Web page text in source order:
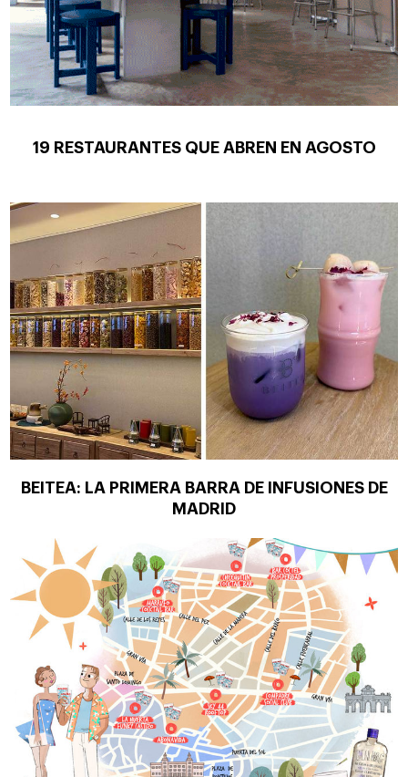
19 RESTAURANTES QUE ABREN EN AGOSTO
BEITEA: LA PRIMERA BARRA DE INFUSIONES DE
MADRID